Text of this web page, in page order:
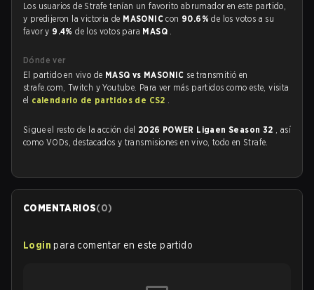
Los usuarios de Strafe tenían un favorito abrumador en este partido,
y predijeron la victoria de MASONICcon 90.6%de los votos a su
favor y 9.4%de los votos para MASQ .
Dónde ver
El partido en vivo de MASQ vs MASONIC se transmitió en
strafe.com, Twitch y Youtube. Para ver más partidos como este, visita
el calendario de partidos de CS2 .
Sigue el resto de la acción del 2026 POWER Ligaen Season 32 , así
como VODs, destacados y transmisiones en vivo, todo en Strafe.
COMENTARIOS(0)
Login para comentar en este partido